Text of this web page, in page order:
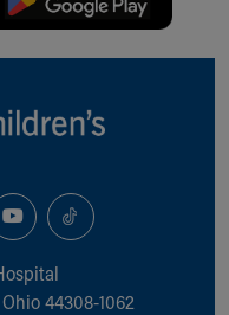
44308-1062